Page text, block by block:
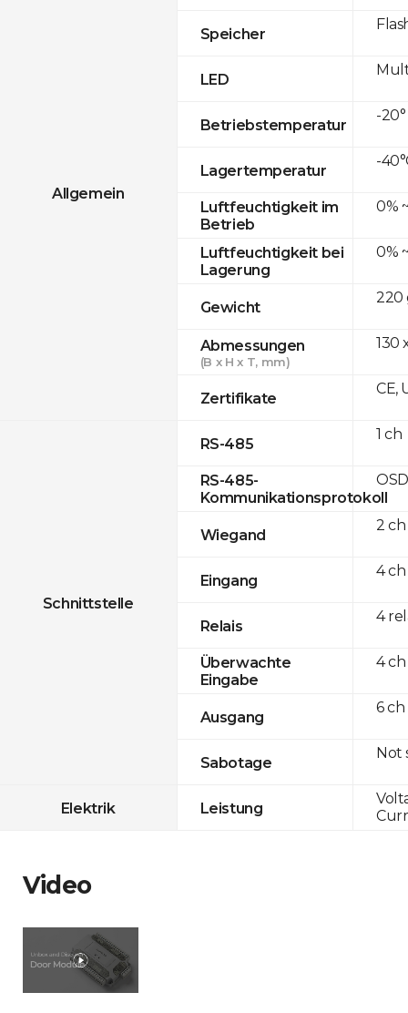
Allgemein
Speicher
LED
Betriebstemperatur
Lagertemperatur
Luftfeuchtigkeit im
Betrieb
Luftfeuchtigkeit bei
Lagerung
Gewicht
Abmessungen
(B x H x T, mm)
Zertifikate
Schnittstelle
RS-485
RS-485-
Kommunikationsprotokoll
Wiegand
Eingang
Relais
Überwachte
Eingabe
Ausgang
Sabotage
Elektrik Leistung
-20°
-
0%
0%
220
130
CE,
1 ch
2
4 ch
4
4 ch
6 ch
Not
Video